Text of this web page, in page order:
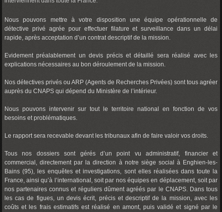
Nous pouvons mettre à votre disposition une équipe opérationnelle de
détective privé agrée pour effectuer filature et surveillance dans un délai
rapide, après acceptation d’un contrat descriptif de la mission.
Evidement préalablement un devis précis et détaillé sera réalisé avec les
explications nécessaires au bon déroulement de la mission.
Nos détectives privés ou ARP (Agents de Recherches Privées) sont tous agréer
auprès du CNAPS qui dépend du Ministère de l’intérieur.
Nous pouvons intervenir sur tout le territoire national en fonction de vos
besoins et problématiques.
Le rapport sera recevable devant les tribunaux afin de faire valoir vos droits.
Tous nos dossiers sont gérés d’un point vu administratif, financier et
commercial, directement par la direction à notre siège social à Enghien-les-
Bains (95), les enquêtes et investigations, sont elles réalisées dans toute la
France, ainsi qu’à l’international, soit par nos équipes en déplacement, soit par
nos partenaires connus et réguliers dûment agréés par le CNAPS. Dans tous
les cas de figues, un devis écrit, précis et descriptif de la mission, avec les
coûts et les frais estimatifs est réalisé en amont, puis validé et signé par le